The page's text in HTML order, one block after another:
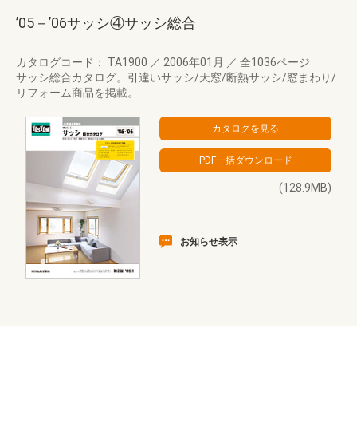
’05－’06サッシ④サッシ総合
カタログコード： TA1900 ／ 2006年01月 ／ 全1036ページ
サッシ総合カタログ。引違いサッシ/天窓/断熱サッシ/窓まわり/
リフォーム商品を掲載。
(128.9MB)
お知らせ表示